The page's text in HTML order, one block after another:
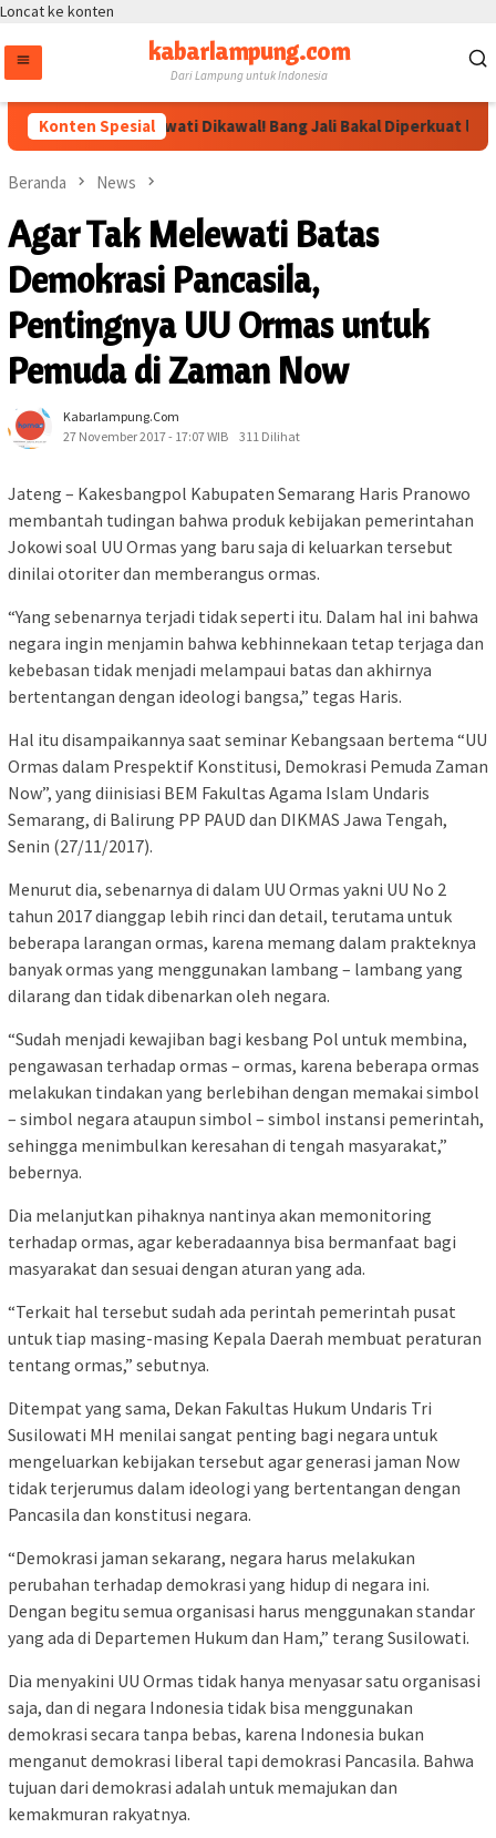
Loncat ke konten
kabarlampung.com
Dari Lampung untuk Indonesia
Konten Spesial
Arahan Megawati Dikawal! Bang Jali Bakal Diperkuat lewat
Beranda News
Agar Tak Melewati Batas
Demokrasi Pancasila,
Pentingnya UU Ormas untuk
Pemuda di Zaman Now
Kabarlampung.com
27 November 2017 - 17:07 WIB
311 Dilihat
Jateng – Kakesbangpol Kabupaten Semarang Haris Pranowo
membantah tudingan bahwa produk kebijakan pemerintahan
Jokowi soal UU Ormas yang baru saja di keluarkan tersebut
dinilai otoriter dan memberangus ormas.
“Yang sebenarnya terjadi tidak seperti itu. Dalam hal ini bahwa
negara ingin menjamin bahwa kebhinnekaan tetap terjaga dan
kebebasan tidak menjadi melampaui batas dan akhirnya
bertentangan dengan ideologi bangsa,” tegas Haris.
Hal itu disampaikannya saat seminar Kebangsaan bertema “UU
Ormas dalam Prespektif Konstitusi, Demokrasi Pemuda Zaman
Now”, yang diinisiasi BEM Fakultas Agama Islam Undaris
Semarang, di Balirung PP PAUD dan DIKMAS Jawa Tengah,
Senin (27/11/2017).
Menurut dia, sebenarnya di dalam UU Ormas yakni UU No 2
tahun 2017 dianggap lebih rinci dan detail, terutama untuk
beberapa larangan ormas, karena memang dalam prakteknya
banyak ormas yang menggunakan lambang – lambang yang
dilarang dan tidak dibenarkan oleh negara.
“Sudah menjadi kewajiban bagi kesbang Pol untuk membina,
pengawasan terhadap ormas – ormas, karena beberapa ormas
melakukan tindakan yang berlebihan dengan memakai simbol
– simbol negara ataupun simbol – simbol instansi pemerintah,
sehingga menimbulkan keresahan di tengah masyarakat,”
bebernya.
Dia melanjutkan pihaknya nantinya akan memonitoring
terhadap ormas, agar keberadaannya bisa bermanfaat bagi
masyarakat dan sesuai dengan aturan yang ada.
“Terkait hal tersebut sudah ada perintah pemerintah pusat
untuk tiap masing-masing Kepala Daerah membuat peraturan
tentang ormas,” sebutnya.
Ditempat yang sama, Dekan Fakultas Hukum Undaris Tri
Susilowati MH menilai sangat penting bagi negara untuk
mengeluarkan kebijakan tersebut agar generasi jaman Now
tidak terjerumus dalam ideologi yang bertentangan dengan
Pancasila dan konstitusi negara.
“Demokrasi jaman sekarang, negara harus melakukan
perubahan terhadap demokrasi yang hidup di negara ini.
Dengan begitu semua organisasi harus menggunakan standar
yang ada di Departemen Hukum dan Ham,” terang Susilowati.
Dia menyakini UU Ormas tidak hanya menyasar satu organisasi
saja, dan di negara Indonesia tidak bisa menggunakan
demokrasi secara tanpa bebas, karena Indonesia bukan
menganut demokrasi liberal tapi demokrasi Pancasila. Bahwa
tujuan dari demokrasi adalah untuk memajukan dan
kemakmuran rakyatnya.